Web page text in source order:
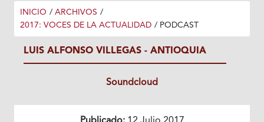
INICIO / ARCHIVOS /
2017: VOCES DE LA ACTUALIDAD / PODCAST
LUIS ALFONSO VILLEGAS - ANTIOQUIA
Soundcloud